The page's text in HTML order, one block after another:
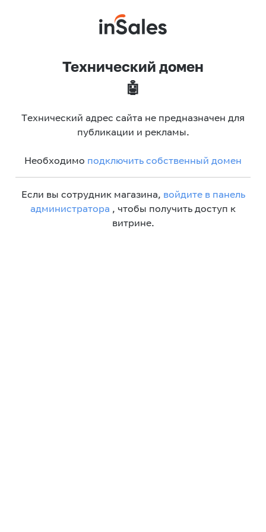
Технический домен
🤖
Технический адрес сайта не предназначен для
публикации и рекламы.
Необходимо подключить собственный домен
Если вы сотрудник магазина, войдите в панель
администратора , чтобы получить доступ к
витрине.